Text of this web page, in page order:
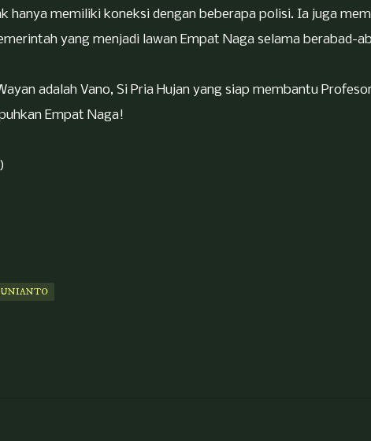
hanya memiliki koneksi dengan beberapa polisi. Ia juga
yang menjadi lawan Empat Naga selama berabad-
adalah Vano, Si Pria Hujan yang siap membantu
Empat Naga!